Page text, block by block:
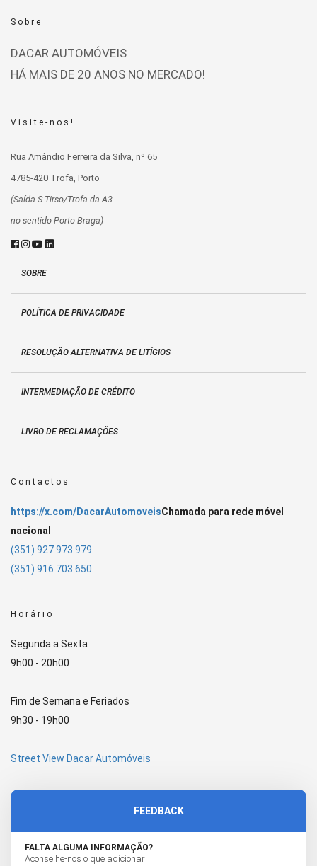
Sobre
DACAR AUTOMÓVEIS
HÁ MAIS DE 20 ANOS NO MERCADO!
Visite-nos!
Rua Amândio Ferreira da Silva, nº 65
4785-420 Trofa, Porto
(Saída S.Tirso/Trofa da A3
no sentido Porto-Braga)
SOBRE
POLÍTICA DE PRIVACIDADE
RESOLUÇÃO ALTERNATIVA DE LITÍGIOS
INTERMEDIAÇÃO DE CRÉDITO
LIVRO DE RECLAMAÇÕES
Contactos
https://x.com/DacarAutomoveisChamada para rede móvel
nacional
(351) 927 973 979
(351) 916 703 650
Horário
Segunda a Sexta
9h00 - 20h00
Fim de Semana e Feriados
9h30 - 19h00
Street View Dacar Automóveis
FEEDBACK
FALTA ALGUMA INFORMAÇÃO?
Aconselhe-nos o que adicionar